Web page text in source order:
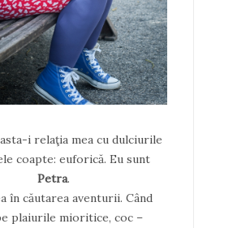
i relaţia mea cu dulciurile
coapte: euforică. Eu sunt
Petra.
în căutarea aventurii. Când
plaiurile mioritice, coc –